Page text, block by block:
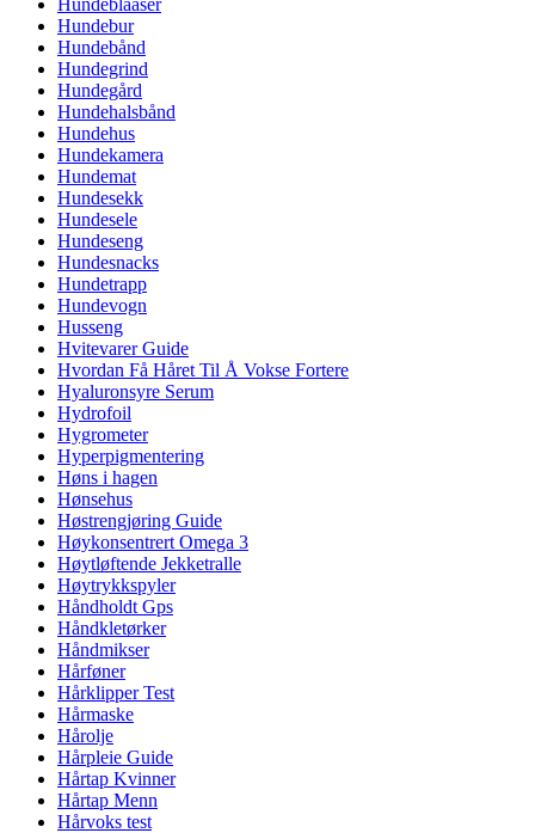
Hundeblaaser
Hundebur
Hundebånd
Hundegrind
Hundegård
Hundehalsbånd
Hundehus
Hundekamera
Hundemat
Hundesekk
Hundesele
Hundeseng
Hundesnacks
Hundetrapp
Hundevogn
Husseng
Hvitevarer Guide
Hvordan Få Håret Til Å Vokse Fortere
Hyaluronsyre Serum
Hydrofoil
Hygrometer
Hyperpigmentering
Høns i hagen
Hønsehus
Høstrengjøring Guide
Høykonsentrert Omega 3
Høytløftende Jekketralle
Høytrykkspyler
Håndholdt Gps
Håndkletørker
Håndmikser
Hårføner
Hårklipper Test
Hårmaske
Hårolje
Hårpleie Guide
Hårtap Kvinner
Hårtap Menn
Hårvoks test